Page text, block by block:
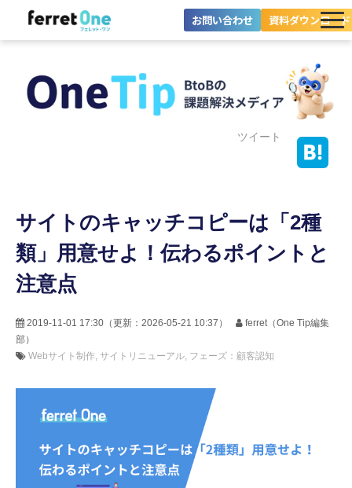
お問い合わせ 資料ダウンロード
ツール・機能一覧
料金プラン
セミナー
ツイート
サイトのキャッチコピーは「2種
類」用意せよ！伝わるポイントと
注意点
2019-11-01 17:30 （更新： 2026-05-21 10:37 ）
ferret（One Tip編集
部）
Webサイト制作 サイトリニューアル フェーズ：顧客認知